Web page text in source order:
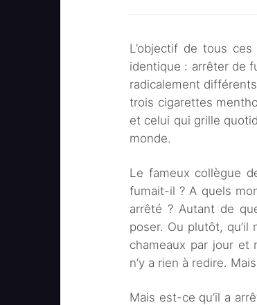
L’objectif de tous
identique : arrêter de
radicalement
trois cigarettes
et celui qui grille
monde.
Le fameux collègue
fumait-il ? A quels
arrêté ? Autant de
poser. Ou plutôt, qu’il
chameaux par jour et
n’y a rien à redire.
Mais est-ce qu’il a